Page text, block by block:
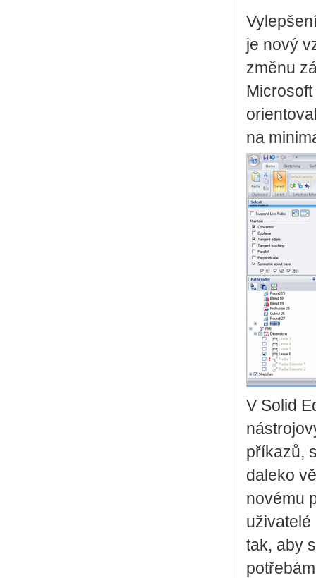
je nový
změnu
na
V Solid
příkazů,
daleko
novému
uživatelé
tak, aby